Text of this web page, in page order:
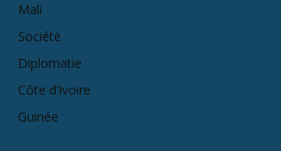
Mali
Société
Diplomatie
Côte d’Ivoire
Guinée